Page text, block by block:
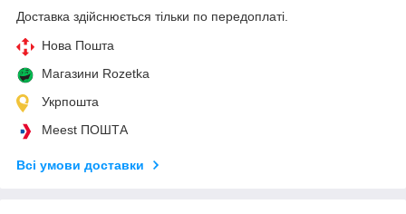
Доставка здійснюється тільки по передоплаті.
Нова Пошта
Магазини Rozetka
Укрпошта
Meest ПОШТА
Всі умови доставки